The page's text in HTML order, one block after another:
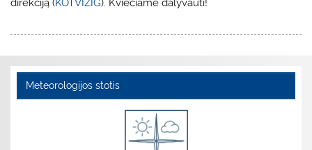
direkciją (KOTVIZIG). Kviečiame dalyvauti!
Meteorologijos stotis